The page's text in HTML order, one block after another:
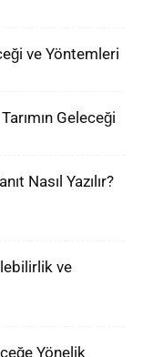
ve Yöntemleri
Geleceği
Nasıl Yazılır?
ve
Yönelik